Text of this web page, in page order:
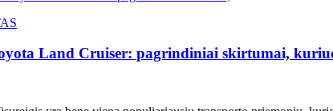
Land Cruiser: pagrindiniai skirtumai,